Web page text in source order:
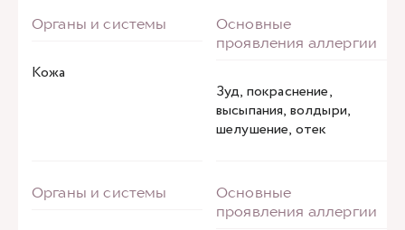
Кожа
Зуд, покраснение,
высыпания, волдыри,
шелушение, отек